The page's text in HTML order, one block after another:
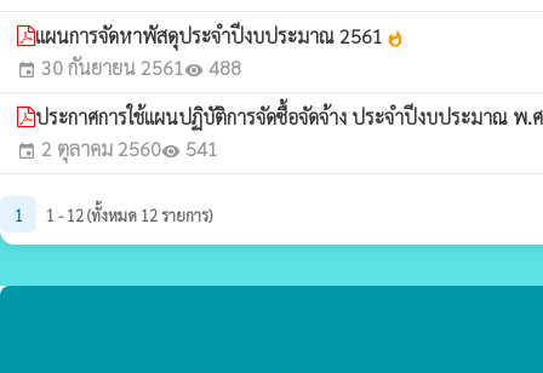
แผนการจัดหาพัสดุประจำปีงบประมาณ 2561 whatshot
event 30 กันยายน 2561visibility 488
ประกาศการใช้แผนปฏิบัติการจัดซื้อจัดจ้าง ประจำปีงบประมาณ พ.
event 2 ตุลาคม 2560visibility 541
1 1 - 12 (ทั้งหมด 12 รายการ)